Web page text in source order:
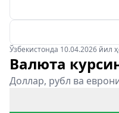
Ўзбекистонда 10.04.2026 йил
Валюта
Доллар, рубл ва